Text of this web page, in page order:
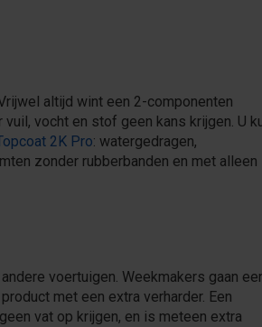
altijd wint een 2-componenten
vocht en stof geen kans krijgen. U
2K Pro: watergedragen,
zonder rubberbanden en met alleen
voertuigen. Weekmakers gaan
met een extra verharder. Een
vat op krijgen, en is meteen extra